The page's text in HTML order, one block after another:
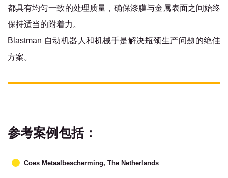
都具有均匀一致的处理质量，确保漆膜与金属表面之间始终
保持适当的附着力。
Blastman 自动机器人和机械手是解决瓶颈生产问题的绝佳
方案。
参考案例包括：
Coes Metaalbescherming, The Netherlands